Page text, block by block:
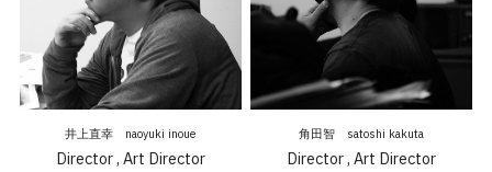
井上直幸　naoyuki inoue
Director , Art Director
角田智　satoshi kakuta
Director , Art Director